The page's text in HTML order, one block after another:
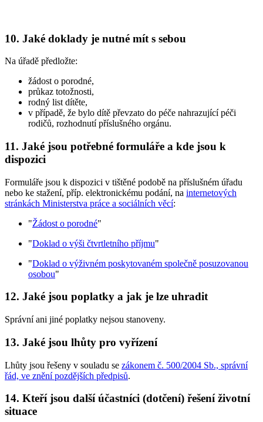
10. Jaké doklady je nutné mít s sebou
Na úřadě předložte:
žádost o porodné,
průkaz totožnosti,
rodný list dítěte,
v případě, že bylo dítě převzato do péče nahrazující péči
rodičů, rozhodnutí příslušného orgánu.
11. Jaké jsou potřebné formuláře a kde jsou k
dispozici
Formuláře jsou k dispozici v tištěné podobě na příslušném úřadu
nebo ke stažení, příp. elektronickému podání, na internetových
stránkách Ministerstva práce a sociálních věcí:
"Žádost o porodné"
"Doklad o výši čtvrtletního příjmu"
"Doklad o výživném poskytovaném společně posuzovanou
osobou"
12. Jaké jsou poplatky a jak je lze uhradit
Správní ani jiné poplatky nejsou stanoveny.
13. Jaké jsou lhůty pro vyřízení
Lhůty jsou řešeny v souladu se zákonem č. 500/2004 Sb., správní
řád, ve znění pozdějších předpisů.
14. Kteří jsou další účastníci (dotčení) řešení životní
situace